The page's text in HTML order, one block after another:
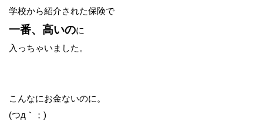
学校から紹介された保険で
一番、高いのに
入っちゃいました。
こんなにお金ないのに。
(つд｀；)